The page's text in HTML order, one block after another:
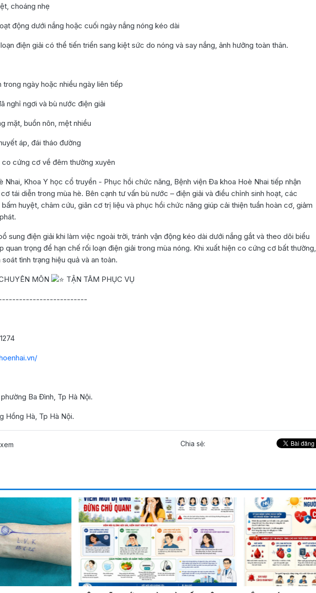
choáng nhẹ
động dưới nắng hoặc cuối ngày nắng nóng kéo dài
điện giải có thể tiến triển sang kiệt sức do nóng và say nắng, ảnh hưởng toàn thân.
trong ngày hoặc nhiều ngày liên tiếp
nghỉ ngơi và bù nước điện giải
mặt, buồn nôn, mệt nhiều
áp, đái tháo đường
co cứng cơ về đêm thường xuyên
Nhai, Khoa Y học cổ truyền - Phục hồi chức năng, Bệnh viện Đa khoa Hoè Nhai tiếp nhận
tái diễn trong mùa hè. Bên cạnh tư vấn bù nước – điện giải và điều chỉnh sinh hoạt, các
huyệt, châm cứu, giãn cơ trị liệu và phục hồi chức năng giúp cải thiện tuần hoàn cơ, giảm
sung điện giải khi làm việc ngoài trời, tránh vận động kéo dài dưới nắng gắt và theo dõi biểu
quan trọng để hạn chế rối loạn điện giải trong mùa nóng. Khi xuất hiện co cứng cơ bất thường,
tình trạng hiệu quả và an toàn.
MÔN TẬN TÂM PHỤC VỤ
Ba Đình, Tp Hà Nội.
Hồng Hà, Tp Hà Nội.
Chia sẻ: